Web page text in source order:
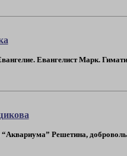
Евангелист Марк.
Решетина,